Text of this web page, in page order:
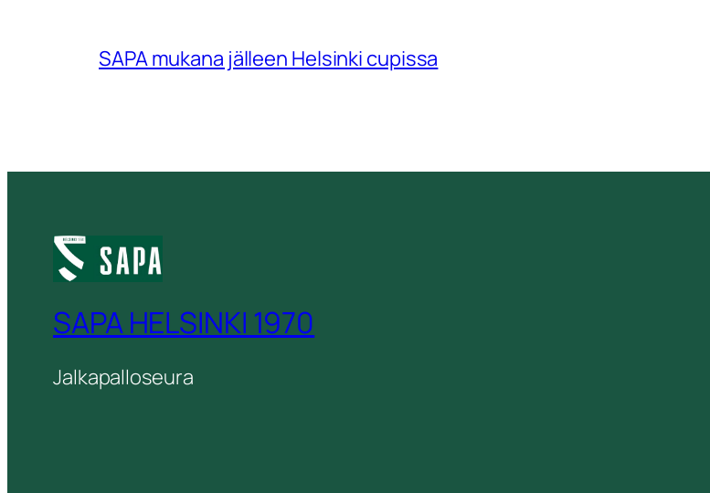
SAPA mukana jälleen Helsinki cupissa
SAPA HELSINKI 1970
Jalkapalloseura